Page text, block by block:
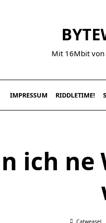
Mit 16Mbit
IMPRESSUM RIDDLETIME!
ich
Catweasel